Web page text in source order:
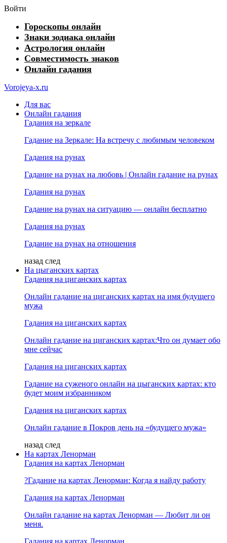
Войти
Гороскопы онлайн
Знаки зодиака онлайн
Астрология онлайн
Совместимость знаков
Онлайн гадания
Vorojeya-x.ru
Для вас
Онлайн гадания
Гадания на зеркале
Гадание на Зеркале: На встречу с любимым человеком
Гадания на рунах
Гадание на рунах на любовь | Онлайн гадание на рунах
Гадания на рунах
Гадание на рунах на ситуацию — онлайн бесплатно
Гадания на рунах
Гадание на рунах на отношения
назад след
На цыганских картах
Гадания на циганских картах
Онлайн гадание на циганских картах на имя будущего
мужа
Гадания на циганских картах
Онлайн гадание на циганских картах:Что он думает обо
мне сейчас
Гадания на циганских картах
Гадание на суженого онлайн на цыганских картах: кто
будет моим избранником
Гадания на циганских картах
Онлайн гадание в Покров день на «будущего мужа»
назад след
На картах Ленорман
Гадания на картах Ленорман
?Гадание на картах Ленорман: Когда я найду работу
Гадания на картах Ленорман
Онлайн гадание на картах Ленорман — Любит ли он
меня.
Гадания на картах Ленорман